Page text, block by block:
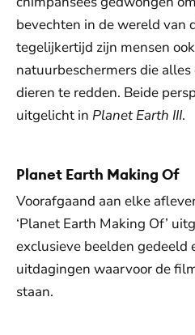
bevechten in de wereld van
tegelijkertijd zijn mensen
natuurbeschermers die
dieren te redden. Beide
uitgelicht in Planet Earth III.
Planet Earth Making Of
Voorafgaand aan elke
‘Planet Earth Making Of’
exclusieve beelden gedeeld
uitdagingen waarvoor de
staan.